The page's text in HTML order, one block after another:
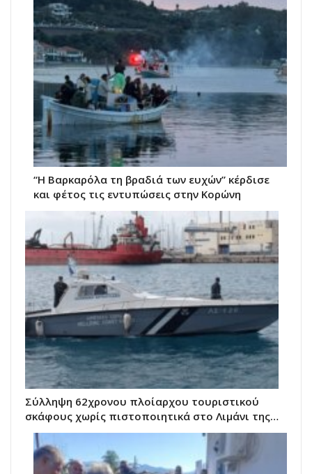
“Η Βαρκαρόλα τη βραδιά των ευχών” κέρδισε
και φέτος τις εντυπώσεις στην Κορώνη
Σύλληψη 62χρονου πλοίαρχου τουριστικού
σκάφους χωρίς πιστοποιητικά στο Λιμάνι της…